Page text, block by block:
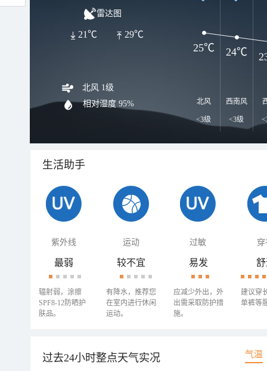
雷达图
29℃
21℃
北风 1级
相对湿度 95% 北风
<3级
西南风
<3级
25℃ 24℃
生活助手
紫外线 运动 过敏 穿
最弱
辐射弱，涂擦
SPF8-12防晒护
肤品。
较不宜
有降水，推荐您
在室内进行休闲
运动。
易发
应减少外出，外
出需采取防护措
施。
建议穿
单裤等
过去24小时整点天气实况 气温